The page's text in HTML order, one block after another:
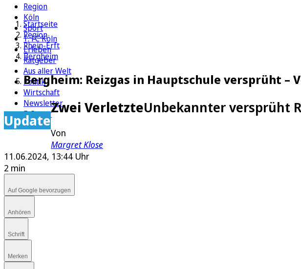
Region
Köln
Sport
1. FC Köln
Erleben
Ratgeber
Aus aller Welt
Politik
Wirtschaft
Newsletter
E-Paper
Startseite
Region
Rhein-Erft
Bergheim
Bergheim: Reizgas in Hauptschule versprüht –
Update
Zwei VerletzteUnbekannter versprüht
Von
Margret Klose
11.06.2024, 13:44 Uhr
2 min
Auf Google bevorzugen
Anhören
Schrift
Merken